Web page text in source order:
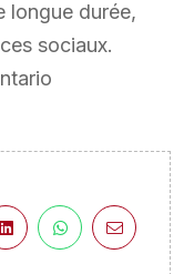
longue durée,
sociaux.